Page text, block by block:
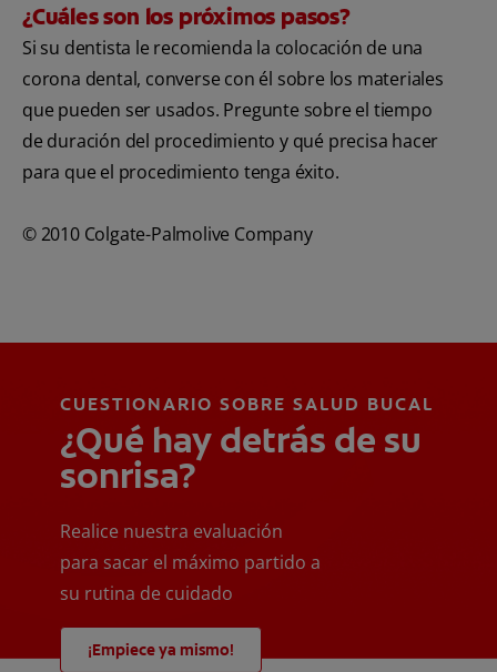
¿Cuáles son los próximos pasos?
Si su dentista le recomienda la colocación de una
corona dental, converse con él sobre los materiales
que pueden ser usados. Pregunte sobre el tiempo
de duración del procedimiento y qué precisa hacer
para que el procedimiento tenga éxito.
© 2010 Colgate-Palmolive Company
CUESTIONARIO SOBRE SALUD BUCAL
¿Qué hay detrás de su
sonrisa?
Realice nuestra evaluación
para sacar el máximo partido a
su rutina de cuidado
¡Empiece ya mismo!